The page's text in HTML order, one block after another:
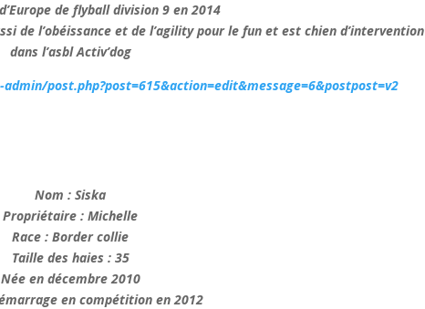
de flyball division 9 en 2014
de l’obéissance et de l’agility pour le fun et est chien d’intervention
dans l’asbl Activ’dog
post.php?post=615&action=edit&message=6&postpost=v2
Nom : Siska
Propriétaire : Michelle
Race : Border collie
Taille des haies : 35
Née en décembre 2010
en compétition en 2012